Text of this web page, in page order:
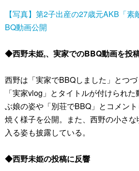
【写真】第2子出産の27歳元AKB「
BQ動画公開
◆西野未姫,、実家でのBBQ動画を投
西野は「実家でBBQしました」とつづ
「実家vlog」とタイトルが付けられ
ぶ娘の姿や「別荘でBBQ」とコメン
焼く様子を公開。また、西野の小さ
入る姿も披露している。
◆西野未姫の投稿に反響